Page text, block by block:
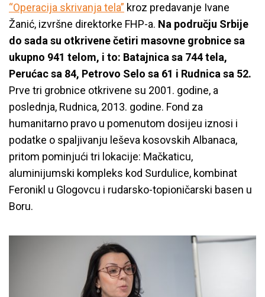
“Operacija skrivanja tela” kroz predavanje Ivane
Žanić, izvršne direktorke FHP-a. Na području Srbije
do sada su otkrivene četiri masovne grobnice sa
ukupno 941 telom, i to: Batajnica sa 744 tela,
Perućac sa 84, Petrovo Selo sa 61 i Rudnica sa 52.
Prve tri grobnice otkrivene su 2001. godine, a
poslednja, Rudnica, 2013. godine. Fond za
humanitarno pravo u pomenutom dosijeu iznosi i
podatke o spaljivanju leševa kosovskih Albanaca,
pritom pominjući tri lokacije: Mačkaticu,
aluminijumski kompleks kod Surdulice, kombinat
Feronikl u Glogovcu i rudarsko-topioničarski basen u
Boru.